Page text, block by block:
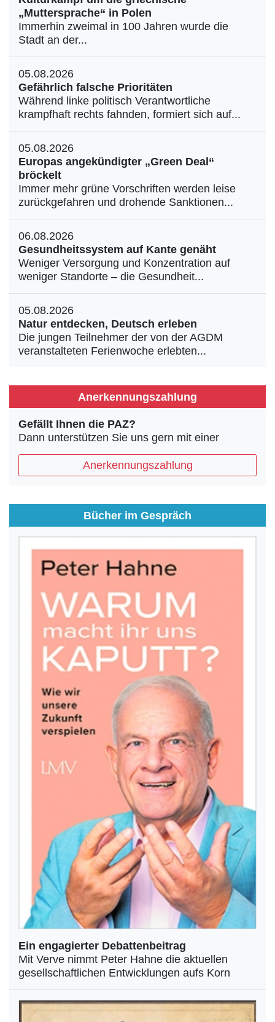
„Muttersprache“ in Polen
Immerhin zweimal in 100 Jahren wurde die
Stadt an der...
05.08.2026
Gefährlich falsche Prioritäten
Während linke politisch Verantwortliche
krampfhaft rechts fahnden, formiert sich auf...
05.08.2026
Europas angekündigter „Green Deal“
bröckelt
Immer mehr grüne Vorschriften werden leise
zurückgefahren und drohende Sanktionen...
06.08.2026
Gesundheitssystem auf Kante genäht
Weniger Versorgung und Konzentration auf
weniger Standorte – die Gesundheit...
05.08.2026
Natur entdecken, Deutsch erleben
Die jungen Teilnehmer der von der AGDM
veranstalteten Ferienwoche erlebten...
Anerkennungszahlung
Gefällt Ihnen die PAZ?
Dann unterstützen Sie uns gern mit einer
Anerkennungszahlung
Bücher im Gespräch
Ein engagierter Debattenbeitrag
Mit Verve nimmt Peter Hahne die aktuellen
gesellschaftlichen Entwicklungen aufs Korn